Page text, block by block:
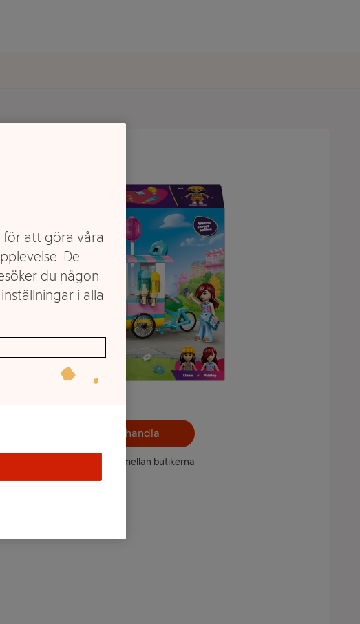
Välj butik och handla
Sortimentet kan variera mellan butikerna
för att göra våra
De
du någon
i alla